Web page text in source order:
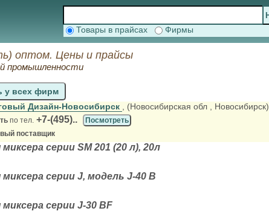
Товары в прайсах Фирмы
оптом. Цены и прайсы
промышленности
у всех фирм
Дизайн-Новосибирск , (Новосибирская обл , Новосибирск)
по тел. +7-(495)..
Посмотреть
поставщик
серии SM 201 (20 л), 20л
серии J, модель J-40 B
серии J-30 BF